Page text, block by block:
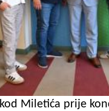
Miletića prije